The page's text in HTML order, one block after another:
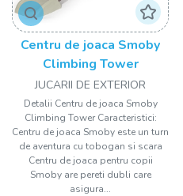
Centru de joaca Smoby
Climbing Tower
JUCARII DE EXTERIOR
Detalii Centru de joaca Smoby
Climbing Tower Caracteristici:
Centru de joaca Smoby este un turn
de aventura cu tobogan si scara
Centru de joaca pentru copii
Smoby are pereti dubli care
asigura...